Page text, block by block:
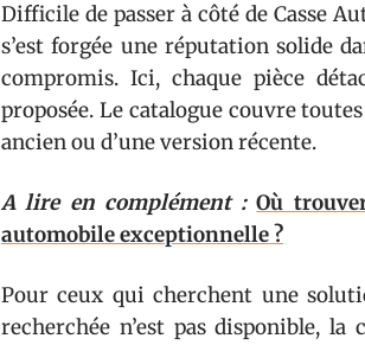
Difficile de passer à côté de Casse
s’est forgée une réputation solide
compromis. Ici, chaque pièce
proposée. Le catalogue couvre
ancien ou d’une version récente.
A lire en complément : Où
automobile exceptionnelle ?
Pour ceux qui cherchent une
recherchée n’est pas disponible, la